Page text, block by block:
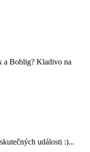
a Boblig? Kladivo na
události :)...